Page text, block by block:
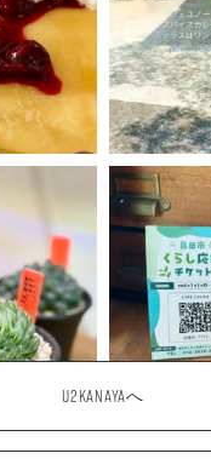
U2KANAYAへ